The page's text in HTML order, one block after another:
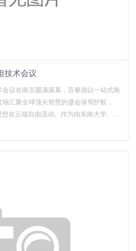
技术会议
议在南京圆满落幕，百睿德以一站式南
汇聚全球顶尖智慧的盛会保驾护航，
在云端自由流动。作为由东南大学、南